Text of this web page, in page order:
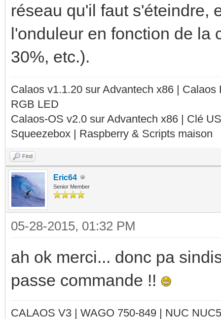
réseau qu'il faut s'éteindre,
l'onduleur en fonction de la
30%, etc.).
Calaos v1.1.20 sur Advantech x86 |
RGB LED
Calaos-OS v2.0 sur Advantech x86 | Clé
Squeezebox | Raspberry & Scripts maison
Find
Eric64
Senior Member
05-28-2015, 01:32 PM
ah ok merci... donc pa
passe commande !!
CALAOS V3 | WAGO 750-849 | NUC